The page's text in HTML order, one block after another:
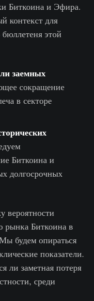
Биткоина и Эфира.
контекст для
этой
заемных
сокращение
в секторе
Биткоина и
долгосрочных
вероятности
рынка Биткоина в
будем опираться
показатели.
ли заметная потеря
среди